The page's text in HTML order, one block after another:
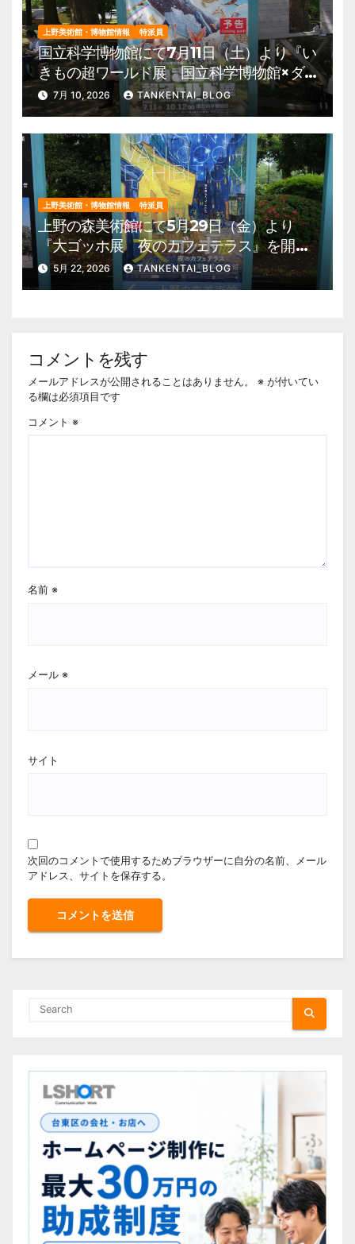
上野美術館・博物館情報 特派員
国立科学博物館にて7月11日（土）より『い
きもの超ワールド展 国立科学博物館×ダ
ーウィンが来た！』を開催。 上野公園
美術館・博物館 混雑情報他
7月 10, 2026 TANKENTAI_BLOG
上野美術館・博物館情報 特派員
上野の森美術館にて5月29日（金）より
『大ゴッホ展 夜のカフェテラス』を開
催。 上野公園 美術館・博物館 混雑情
報他
5月 22, 2026 TANKENTAI_BLOG
コメントを残す
メールアドレスが公開されることはありません。 ※ が付いてい
る欄は必須項目です
コメント ※
名前 ※
メール ※
サイト
次回のコメントで使用するためブラウザーに自分の名前、メール
アドレス、サイトを保存する。